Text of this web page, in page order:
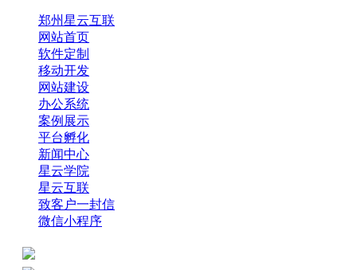
郑州星云互联
网站首页
软件定制
移动开发
网站建设
办公系统
案例展示
平台孵化
新闻中心
星云学院
星云互联
致客户一封信
微信小程序